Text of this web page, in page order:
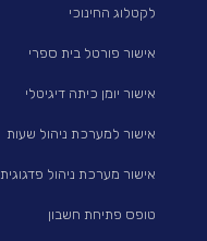
לקטלוג החינוכי
אישור פורטל בית ספרי
אישור יומן כיתה דיגיטלי
אישור למערכת ניהול שעות
אישור מערכת ניהול פדגוגית
טופס פתיחת חשבון